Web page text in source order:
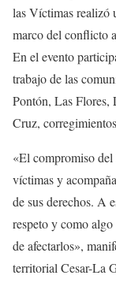
las Víctimas realizó
marco del conflicto
En el evento
trabajo de las
Pontón, Las Flores,
Cruz,
«El compromiso
víctimas y
de sus derechos. A
respeto y como
de afectarlos»,
territorial Cesar-La